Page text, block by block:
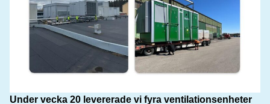
Under vecka 20 levererade vi fyra ventilationsenheter